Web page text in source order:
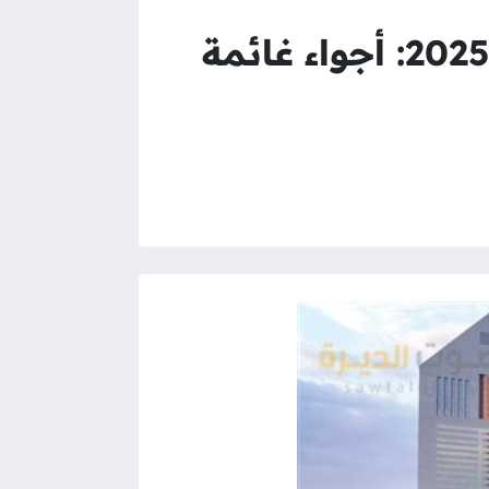
حالة الطقس في الإمارات اليوم الخميس 20 فبراير 2025: أجواء غائمة